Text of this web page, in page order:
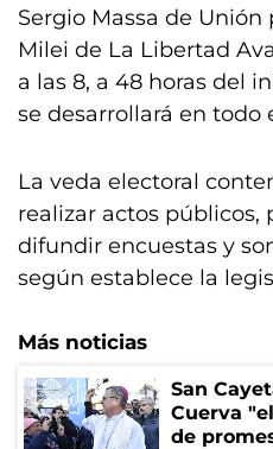
Sergio Massa de Unión
Milei de La Libertad
a las 8, a 48 horas del
se desarrollará en todo
La veda electoral
realizar actos
difundir encuestas y
según establece la
Más noticias
San
Cuerva
de